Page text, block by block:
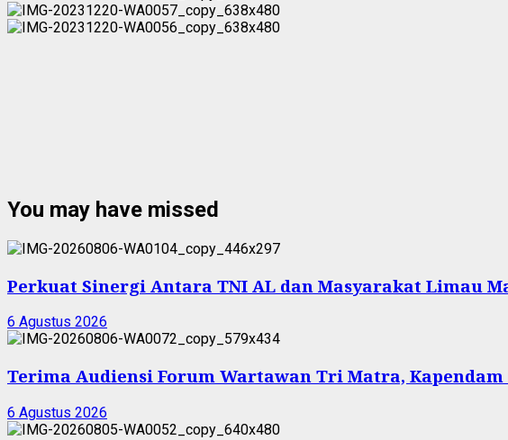
You may have missed
Perkuat Sinergi Antara TNI AL dan Masyarakat Limau
6 Agustus 2026
Terima Audiensi Forum Wartawan Tri Matra,
6 Agustus 2026